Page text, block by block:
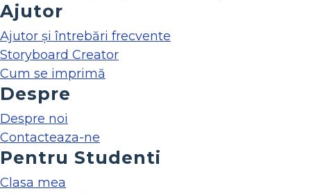
Ajutor
Ajutor și întrebări frecvente
Storyboard Creator
Cum se imprimă
Despre
Despre noi
Contacteaza-ne
Pentru Studenti
Clasa mea